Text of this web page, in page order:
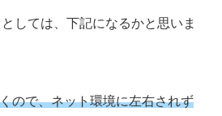
しては、下記になるかと思いま
ので、ネット環境に左右されず